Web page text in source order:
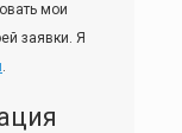
мои
заявки. Я
.